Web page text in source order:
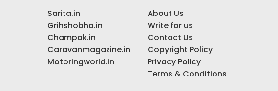
Sarita.in
Grihshobha.in
Champak.in
Caravanmagazine.in
Motoringworld.in
About Us
Write for us
Contact Us
Copyright Policy
Privacy Policy
Terms & Conditions